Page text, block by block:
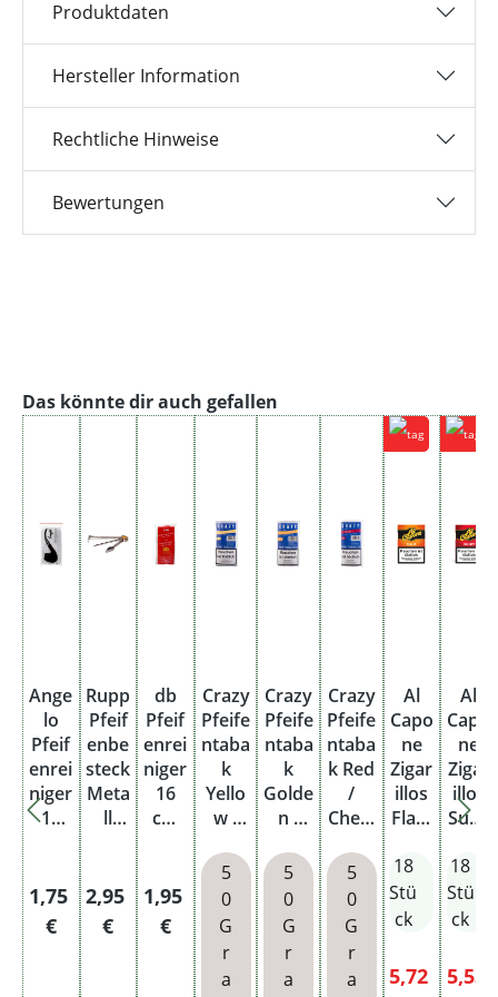
Produktdaten
Hersteller Information
Rechtliche Hinweise
Bewertungen
Produktgalerie überspringen
Das könnte dir auch gefallen
Ange
lo
Pfeif
enrei
niger
15
tker
nbür
ste
Regulärer Preis:
1,75
€
Rupp
Pfeif
enbe
steck
Meta
ll
Regulärer Preis:
2,95
€
db
Pfeif
enrei
niger
16
cm
nbür
ste
100
Regulärer Preis:
1,95
€
Crazy
Pfeife
ntaba
k
Yello
w /
a
Pouc
h
5
0
G
r
a
Crazy
Pfeife
ntaba
k
Golde
n /
y
Pouc
h
5
0
G
r
a
Crazy
Pfeife
ntaba
k Red
/
Cherr
Pouc
h
5
0
G
r
a
Al
Capo
ne
Zigar
illos
Flam
Oran
ge M
Cogn
mit
Filter
18
Stü
ck
5,72
Al
Capo
ne
Zigar
illos
Suns
Rot
M
Rum
Filter
18
Stü
ck
5,53